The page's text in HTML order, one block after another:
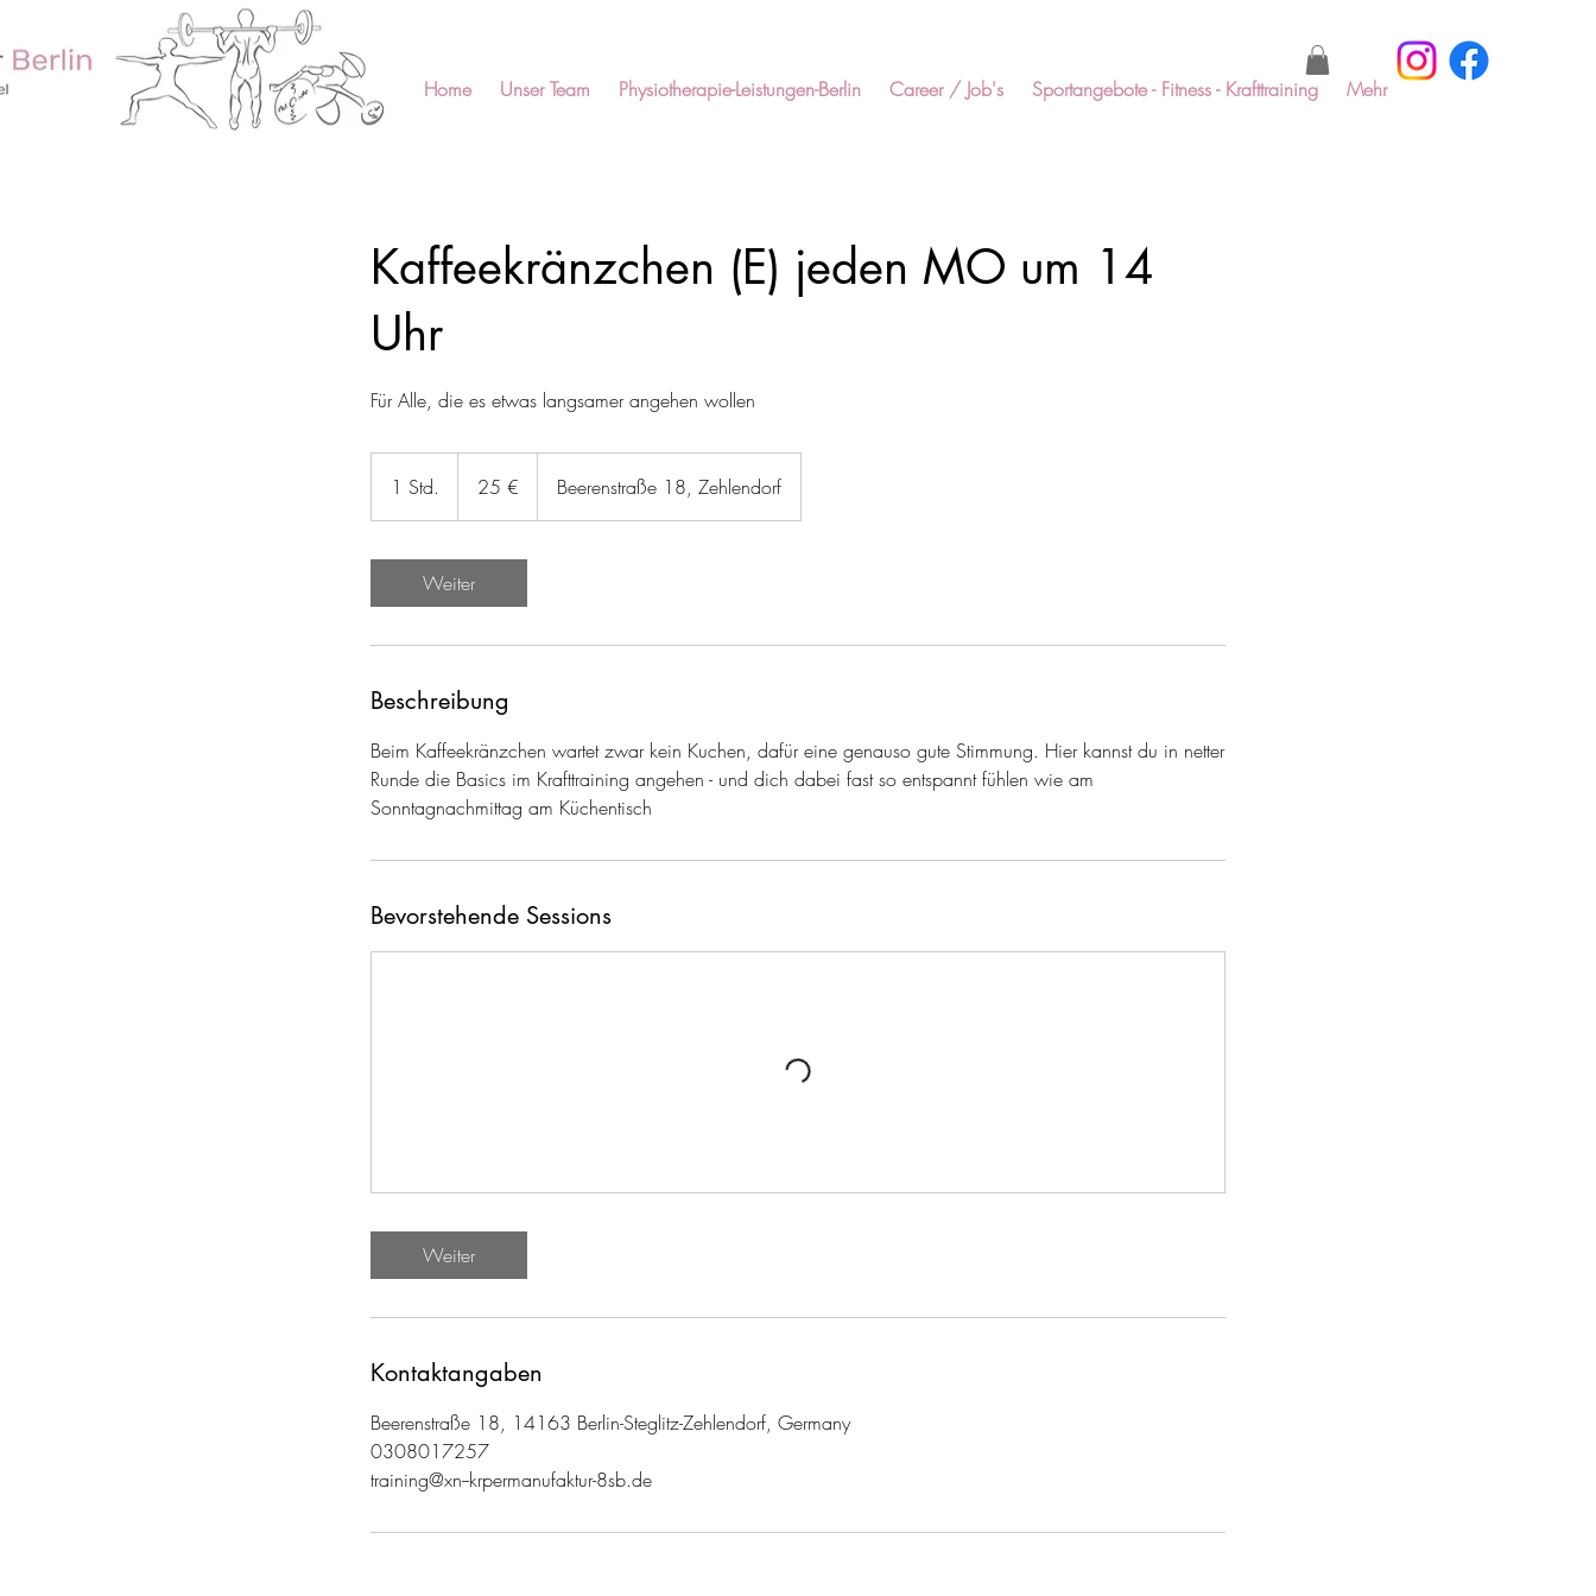
Home Unser Team Physiotherapie-Leistungen-Berlin Career / Job's Sportangebote - Fitness - Krafttraining Mehr
Kaffeekränzchen (E) jeden MO um 14
Uhr
Für Alle, die es etwas langsamer angehen wollen
1 Std.
S
d
25 € Beerenstraße 18, Zehlendorf
Weiter
Beschreibung
Beim Kaffeekränzchen wartet zwar kein Kuchen, dafür eine genauso gute Stimmung. Hier kannst du in netter
Runde die Basics im Krafttraining angehen - und dich dabei fast so entspannt fühlen wie am
Sonntagnachmittag am Küchentisch
Bevorstehende Sessions
Weiter
Kontaktangaben
Beerenstraße 18, 14163 Berlin-Steglitz-Zehlendorf, Germany
0308017257
training@xn--krpermanufaktur-8sb.de